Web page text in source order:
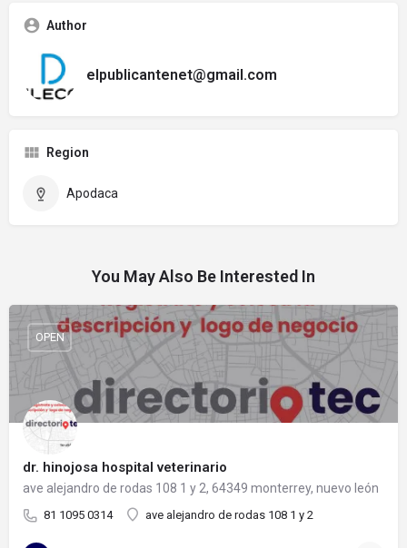
Author
elpublicantenet@gmail.com
Region
Apodaca
You May Also Be Interested In
dr. hinojosa hospital veterinario
ave alejandro de rodas 108 1 y 2, 64349 monterrey, nuevo león
81 1095 0314 ave alejandro de rodas 108 1 y 2
OPEN